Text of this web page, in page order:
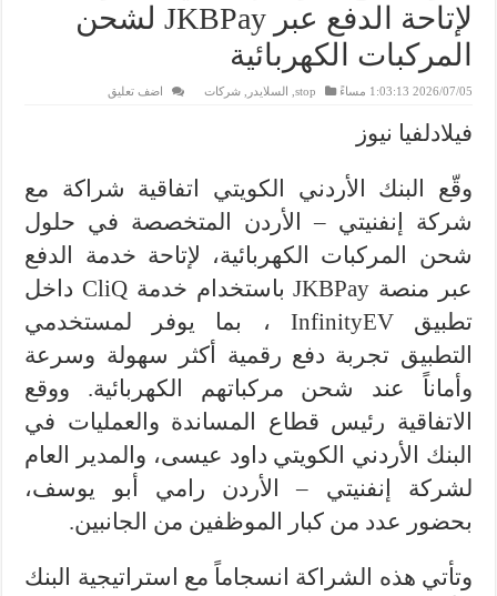
لإتاحة الدفع عبر JKBPay لشحن
المركبات الكهربائية
2026/07/05 1:03:13 مساءً stop السلايدر ,شركات اضف تعليق
فيلادلفيا نيوز
وقّع البنك الأردني الكويتي اتفاقية شراكة مع
شركة إنفنيتي – الأردن المتخصصة في حلول
شحن المركبات الكهربائية، لإتاحة خدمة الدفع
عبر منصة JKBPay باستخدام خدمة CliQ داخل
تطبيق InfinityEV ، بما يوفر لمستخدمي
التطبيق تجربة دفع رقمية أكثر سهولة وسرعة
وأماناً عند شحن مركباتهم الكهربائية. ووقع
الاتفاقية رئيس قطاع المساندة والعمليات في
البنك الأردني الكويتي داود عيسى، والمدير العام
لشركة إنفنيتي – الأردن رامي أبو يوسف،
بحضور عدد من كبار الموظفين من الجانبين.
وتأتي هذه الشراكة انسجاماً مع استراتيجية البنك